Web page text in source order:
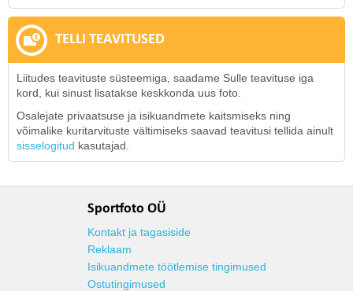
TELLI TEAVITUSED
Liitudes teavituste süsteemiga, saadame Sulle teavituse iga
kord, kui sinust lisatakse keskkonda uus foto.
Osalejate privaatsuse ja isikuandmete kaitsmiseks ning
võimalike kuritarvituste vältimiseks saavad teavitusi tellida ainult
sisselogitud kasutajad.
Sportfoto OÜ
Kontakt ja tagasiside
Reklaam
Isikuandmete töötlemise tingimused
Ostutingimused